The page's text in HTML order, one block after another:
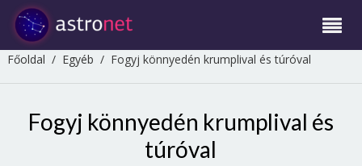
Főoldal / Egyéb / Fogyj könnyedén krumplival és túróval
Fogyj könnyedén krumplival és
túróval